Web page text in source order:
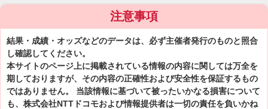
注意事項
結果・成績・オッズなどのデータは、必ず主催者発行のものと照合
し確認してください。
本サイトのページ上に掲載されている情報の内容に関しては万全を
期しておりますが、その内容の正確性および安全性を保証するもの
ではありません。 当該情報に基づいて被ったいかなる損害について
も、株式会社NTTドコモおよび情報提供者は一切の責任を負いかね